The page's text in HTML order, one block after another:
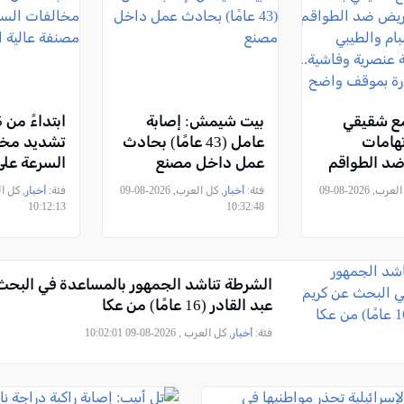
شقيقي
الطواقم
رمبام
"حملة
, كل العرب, 2026-08-09
بيت شيمش: إصابة
عامل (43 عامًا) بحادث
عمل داخل مصنع
فئة: أخبار
, كل العرب, 2026-08-09
10:32:48
تشديد
السرعة
مصنفة
فئة:أخبار
10:12:13
الشرطة تناشد الجمهور بالمساعدة في
عبد القادر (16 عامًا) من عكا
فئة: أخبار , كل العرب , 2026-08-09 10:02:01